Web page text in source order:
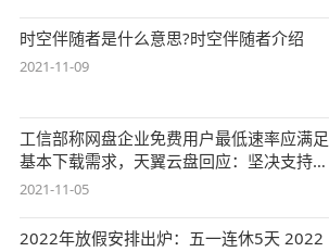
时空伴随者是什么意思?时空伴随者介绍
2021-11-09
工信部称网盘企业免费用户最低速率应满足
基本下载需求，天翼云盘回应：坚决支持，
始终
2021-11-05
2022年放假安排出炉：五一连休5天 2022